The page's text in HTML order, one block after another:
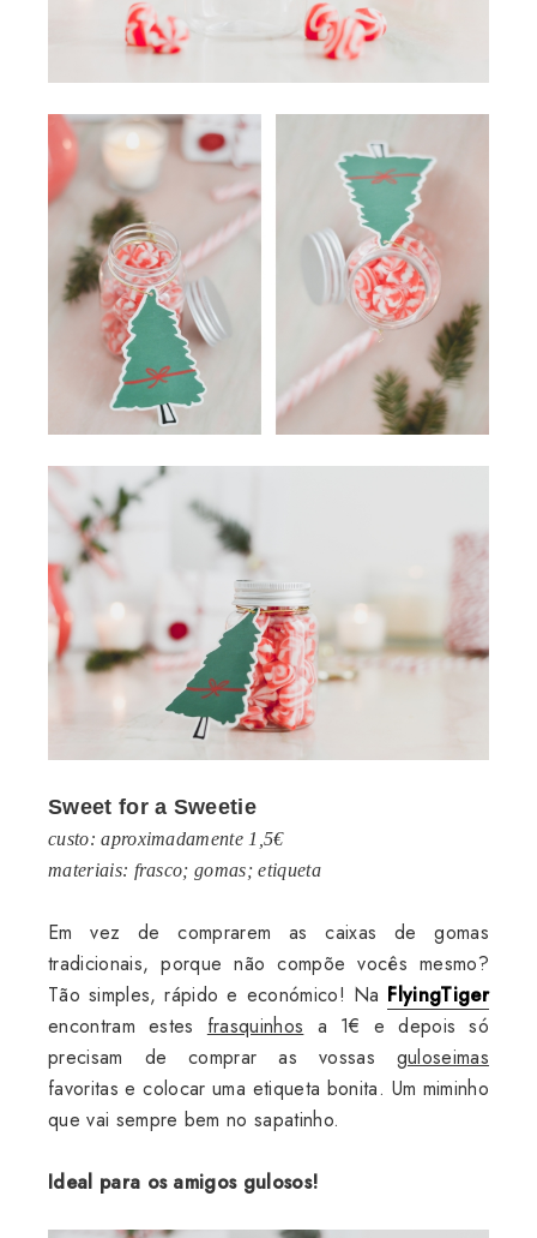
Sweet for a Sweetie
custo: aproximadamente 1,5€
materiais: frasco; gomas; etiqueta
Em vez de comprarem as caixas de gomas
tradicionais, porque não compõe vocês mesmo?
Tão simples, rápido e económico! Na FlyingTiger
encontram estes frasquinhos a 1€ e depois só
precisam de comprar as vossas guloseimas
favoritas e colocar uma etiqueta bonita. Um miminho
que vai sempre bem no sapatinho.
Ideal para os amigos gulosos!